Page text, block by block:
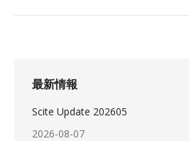
最新情報
Scite Update 202605
2026-08-07